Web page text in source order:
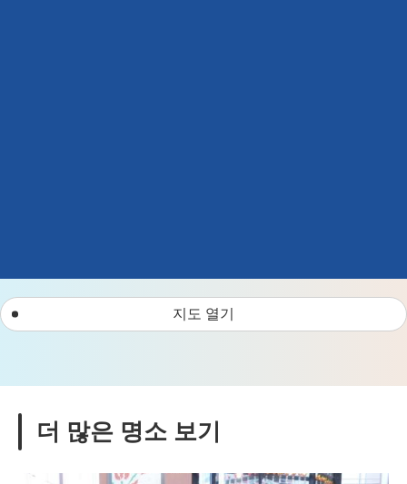
지도 열기
더 많은 명소 보기